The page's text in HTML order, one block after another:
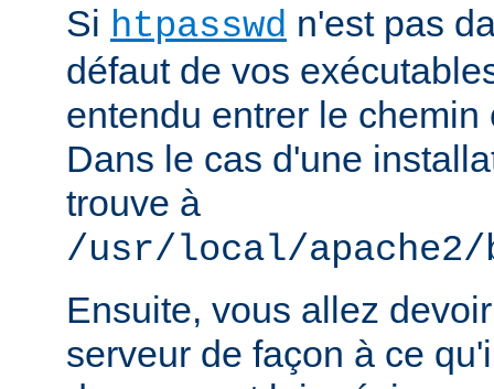
Si htpasswd n'est pas
défaut de vos
entendu entrer le chemin
Dans le cas d'une
trouve à
/usr/local/apache2/
Ensuite, vous allez
serveur de façon à ce